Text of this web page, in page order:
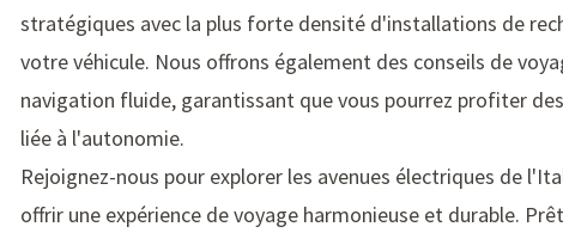
stratégiques avec la plus forte densité d'installations de
votre véhicule. Nous offrons également des conseils de
navigation fluide, garantissant que vous pourrez profiter
liée à l'autonomie.
Rejoignez-nous pour explorer les avenues électriques de
offrir une expérience de voyage harmonieuse et durable.